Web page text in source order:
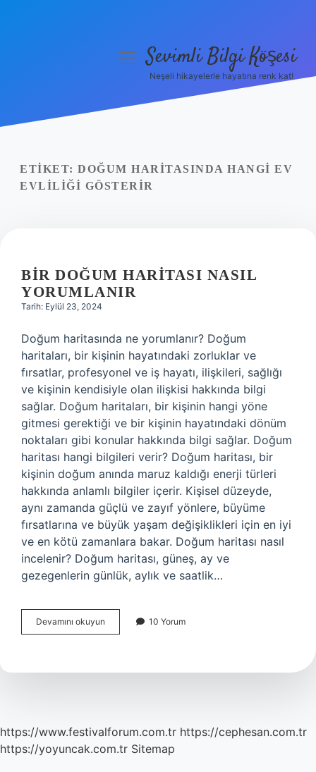
Yasal Uyarı
menüyüSevimli Bilgi Köşesi
Neşeli hikayelerle hayatına renk kat!
ETIKET: DOĞUM HARITASINDA HANGI EV
EVLILIĞI GÖSTERIR
BIR DOĞUM HARITASI NASIL
YORUMLANIR
Tarih: Eylül 23, 2024
Doğum haritasında ne yorumlanır? Doğum
haritaları, bir kişinin hayatındaki zorluklar ve
fırsatlar, profesyonel ve iş hayatı, ilişkileri, sağlığı
ve kişinin kendisiyle olan ilişkisi hakkında bilgi
sağlar. Doğum haritaları, bir kişinin hangi yöne
gitmesi gerektiği ve bir kişinin hayatındaki dönüm
noktaları gibi konular hakkında bilgi sağlar. Doğum
haritası hangi bilgileri verir? Doğum haritası, bir
kişinin doğum anında maruz kaldığı enerji türleri
hakkında anlamlı bilgiler içerir. Kişisel düzeyde,
aynı zamanda güçlü ve zayıf yönlere, büyüme
fırsatlarına ve büyük yaşam değişiklikleri için en iyi
ve en kötü zamanlara bakar. Doğum haritası nasıl
incelenir? Doğum haritası, güneş, ay ve
gezegenlerin günlük, aylık ve saatlik…
Devamını okuyun
Doğum
Yorumlanır
10 Yorum
https://www.festivalforum.com.tr https://cephesan.com.tr
https://yoyuncak.com.tr Sitemap